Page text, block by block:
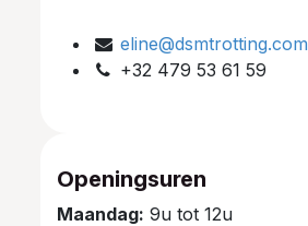
eline@dsmtrotting.com
+32 479 53 61 59
Openingsuren
Maandag: 9u tot 12u